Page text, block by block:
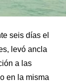
seis días el
levó ancla
a las
en la misma